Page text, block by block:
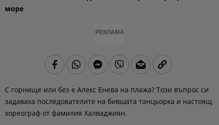
море
РЕКЛАМА
С горнище или без е Алекс Енева на плажа? Този въпрос си
задаваха последователите на бившата танцьорка и настоящ
хореограф от фамилия Халваджиян.